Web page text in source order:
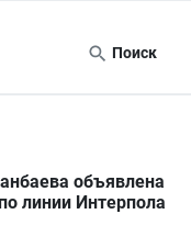
Поиск
объявлена
линии Интерпола